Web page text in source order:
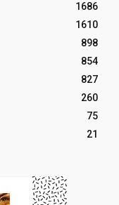
1686
1610
898
854
827
260
75
21